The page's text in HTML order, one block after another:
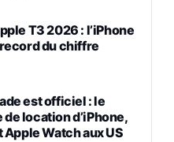
T3 2026 : l’iPhone
du chiffre
est officiel : le
location d’iPhone,
Apple Watch aux US